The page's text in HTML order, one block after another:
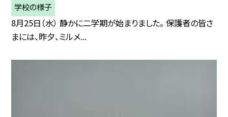
学校の様子
8月25日（水） 静かに二学期が始まりました。 保護者の皆さ
まには、昨夕、ミルメ...